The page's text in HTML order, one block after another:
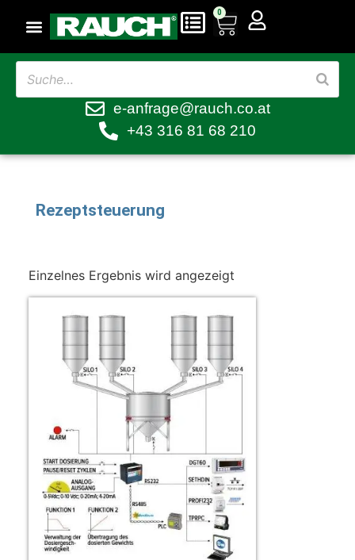
0
e-anfrage@rauch.co.at
+43 316 81 68 210
Rezeptsteuerung
Einzelnes Ergebnis wird angezeigt